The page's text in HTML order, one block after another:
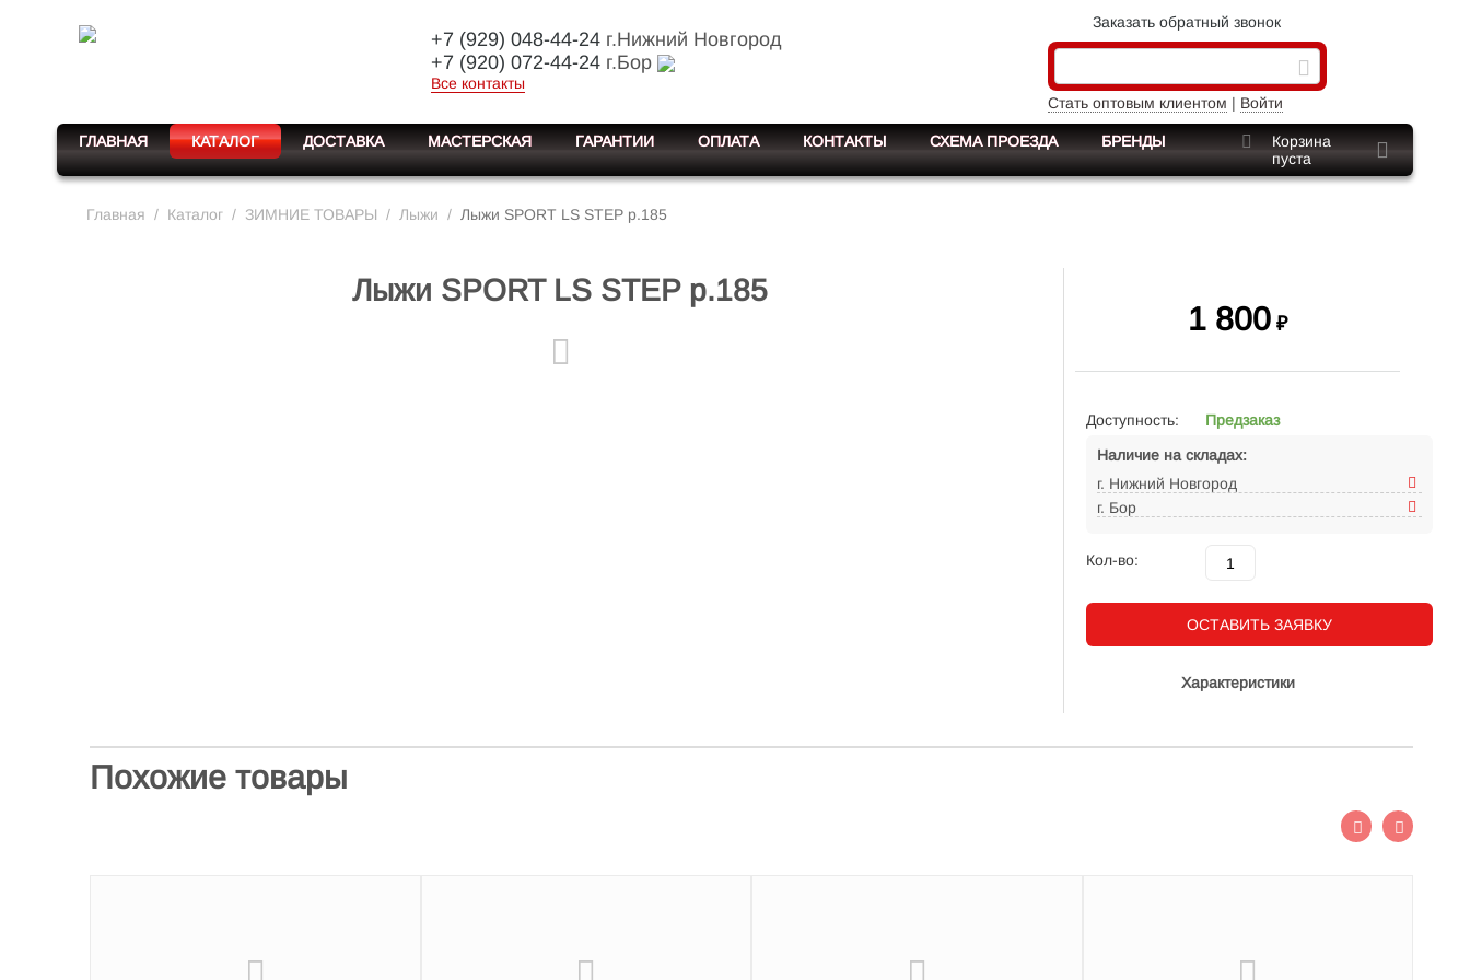
+7 (929) 048-44-24г.Нижний Новгород
+7 (920) 072-44-24г.Бор
Все контакты
Заказать обратный звонок
Стать оптовым клиентом | Войти
ГЛАВНАЯ КАТАЛОГ ДОСТАВКА МАСТЕРСКАЯ ГАРАНТИИ ОПЛАТА КОНТАКТЫ СХЕМА ПРОЕЗДА БРЕНДЫ
Корзина
пуста
Главная / Каталог / ЗИМНИЕ ТОВАРЫ / Лыжи / Лыжи SPORT LS STEP р.185
Лыжи SPORT LS STEP р.185
1 800 ₽
Доступность:
Предзаказ
Наличие на складах:
г. Нижний Новгород
г. Бор
Кол-во:
ОСТАВИТЬ ЗАЯВКУ
Характеристики
Похожие товары